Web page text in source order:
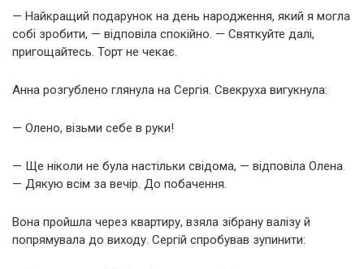
— Найкращий подарунок на день народження, який я могла
собі зробити, — відповіла спокійно. — Святкуйте далі,
пригощайтесь. Торт не чекає.
Анна розгублено глянула на Сергія. Свекруха вигукнула:
— Олено, візьми себе в руки!
— Ще ніколи не була настільки свідома, — відповіла Олена.
— Дякую всім за вечір. До побачення.
Вона пройшла через квартиру, взяла зібрану валізу й
попрямувала до виходу. Сергій спробував зупинити: